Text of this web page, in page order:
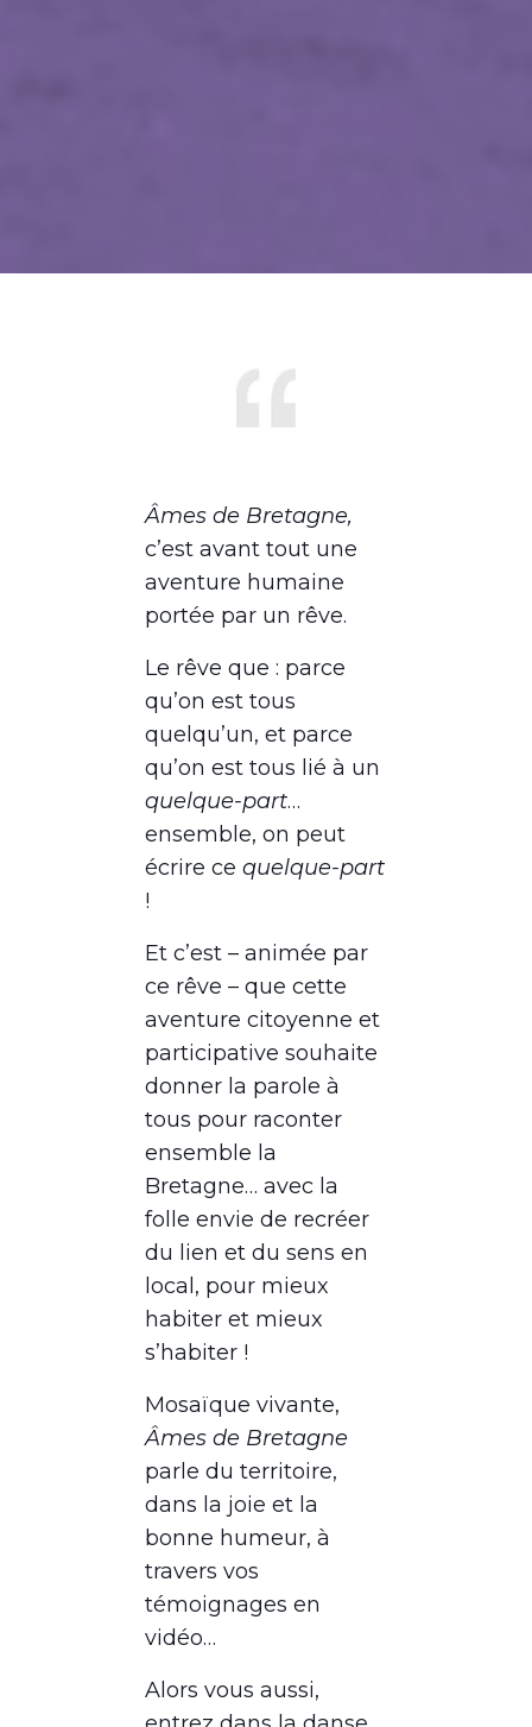
Âmes de Bretagne,
c’est avant tout une
aventure humaine
portée par un rêve.
Le rêve que : parce
qu’on est tous
quelqu’un, et parce
qu’on est tous lié à un
quelque-part…
ensemble, on peut
écrire cequelque-part
!
Et c’est – animée par
ce rêve – que cette
aventure citoyenne et
participative souhaite
donner la parole à
tous pour raconter
ensemble la
Bretagne… avec la
folle envie de recréer
du lien et du sens en
local, pour mieux
habiter et mieux
s’habiter !
Mosaïque vivante,
Âmes de Bretagne
parle du territoire,
dans la joie et la
bonne humeur,à
travers vos
témoignages en
vidéo…
Alors vous aussi,